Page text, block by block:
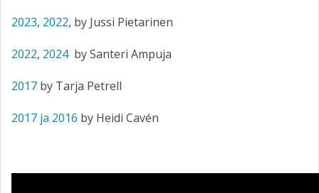
2023, 2022, by Jussi Pietarinen
2022, 2024by Santeri Ampuja
2017 by Tarja Petrell
2017 ja 2016 by Heidi Cavén